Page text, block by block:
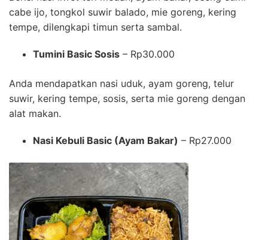
cabe ijo, tongkol suwir balado, mie goreng, kering
tempe, dilengkapi timun serta sambal.
Tumini Basic Sosis – Rp30.000
Anda mendapatkan nasi uduk, ayam goreng, telur
suwir, kering tempe, sosis, serta mie goreng dengan
alat makan.
Nasi Kebuli Basic (Ayam Bakar) – Rp27.000